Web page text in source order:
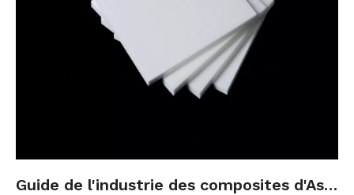
Guide de l'industrie des composites d'Asie du Sud-Est 2026 : fibre de verre, fibre de carbone et matériaux de base